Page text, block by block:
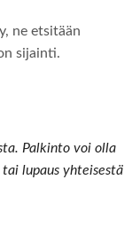
ne etsitään
sijainti.
Palkinto voi olla
lupaus yhteisestä